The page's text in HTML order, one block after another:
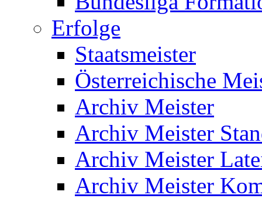
Erfolge
Staatsmeister
Österreichische
Archiv Meister
Archiv Meister
Archiv Meister
Archiv Meister